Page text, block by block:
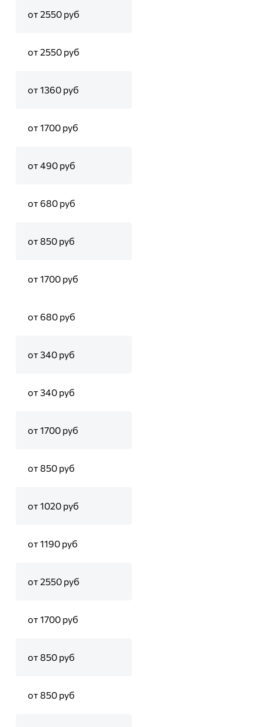
от 2550 руб
от 2550 руб
от 1360 руб
от 1700 руб
от 490 руб
от 680 руб
от 850 руб
от 1700 руб
от 680 руб
от 340 руб
от 340 руб
от 1700 руб
от 850 руб
от 1020 руб
от 1190 руб
от 2550 руб
от 1700 руб
от 850 руб
от 850 руб